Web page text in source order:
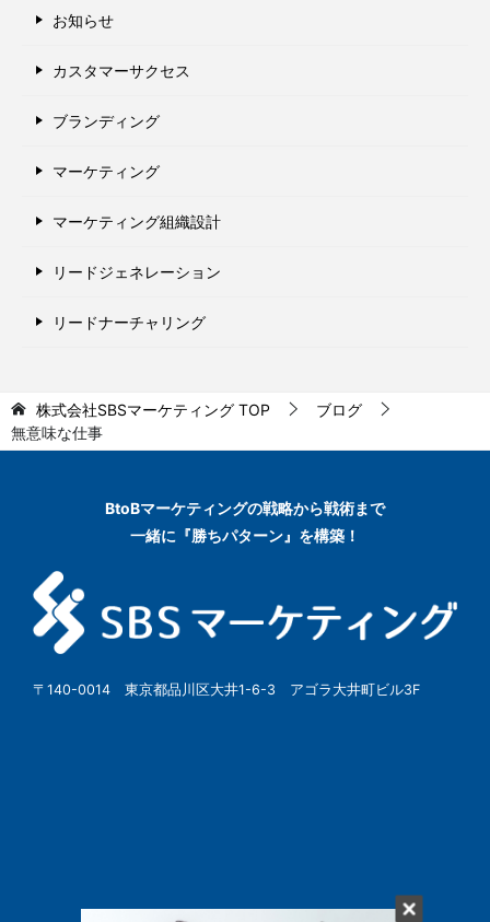
お知らせ
カスタマーサクセス
ブランディング
マーケティング
マーケティング組織設計
リードジェネレーション
リードナーチャリング
株式会社SBSマーケティング TOP
ブログ
無意味な仕事
BtoBマーケティングの戦略から戦術まで
一緒に『勝ちパターン』を構築！
〒140-0014 東京都品川区大井1-6-3 アゴラ大井町ビル3F